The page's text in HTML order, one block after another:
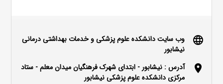
language
وب سایت دانشکده علوم پزشکی و خدمات بهداشتی درمانی
نیشابور
location_on
آدرس : نیشابور - ابتدای شهرک فرهنگیان میدان معلم - ستاد
مرکزی دانشکده علوم پزشکی نیشابور